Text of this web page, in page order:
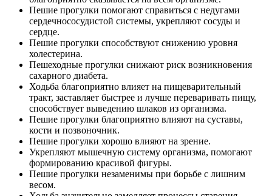
Пешие прогулки помогают справиться с недугами
сердечнососудистой системы, укрепляют сосуды и
сердце.
Пешие прогулки способствуют снижению уровня
холестерина.
Пешеходные прогулки снижают риск возникновения
сахарного диабета.
Ходьба благоприятно влияет на пищеварительный
тракт, заставляет быстрее и лучше переваривать пищу,
способствует выведению шлаков из организма.
Пешие прогулки благоприятно влияют на суставы,
кости и позвоночник.
Пешие прогулки хорошо влияют на зрение.
Укрепляют мышечную систему организма, помогают
формированию красивой фигуры.
Пешие прогулки незаменимы при борьбе с лишним
весом.